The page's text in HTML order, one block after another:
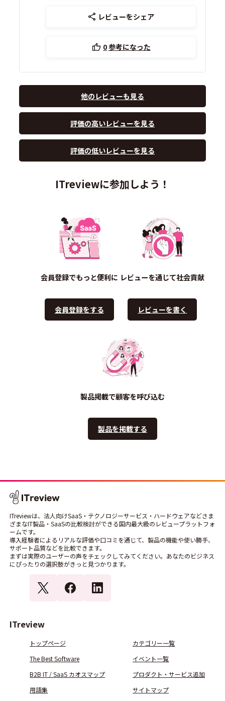
レビューをシェア
0参考になった
他のレビューも見る
評価の高いレビューを見る
評価の低いレビューを見る
ITreviewに参加しよう！
会員登録でもっと便利に
会員登録をする
レビューを通じて社会貢献
レビューを書く
製品掲載で顧客を呼び込む
製品を掲載する
ITreviewは、法人向けSaaS・テクノロジーサービス・ハードウェアなどさま
ざまなIT製品・SaaSの比較検討ができる国内最大級のレビュープラットフォ
ームです。
導入経験者によるリアルな評価や口コミを通じて、製品の機能や使い勝手、
サポート品質などを比較できます。
まずは実際のユーザーの声をチェックしてみてください。あなたのビジネス
にぴったりの選択肢がきっと見つかります。
ITreview
トップページ
カテゴリー一覧
The Best Software
イベント一覧
B2B IT / SaaS カオスマップ
プロダクト・サービス追加
用語集
サイトマップ